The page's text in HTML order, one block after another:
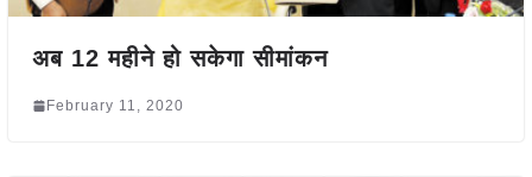
अब 12 महीने हो सकेगा सीमांकन
February 11, 2020